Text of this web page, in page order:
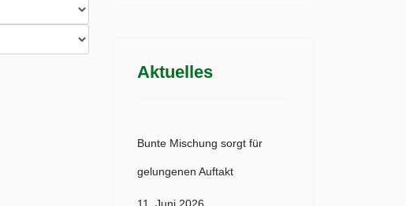
Aktuelles
Bunte Mischung sorgt für
gelungenen Auftakt